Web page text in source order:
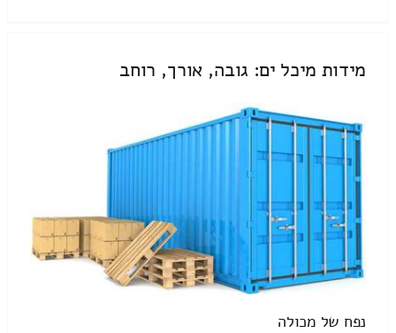
מידות מיכל ים: גובה, אורך, רוחב
נפח של מכולה